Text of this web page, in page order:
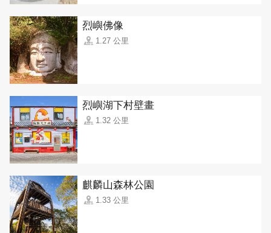
烈嶼佛像
1.27 公里
烈嶼湖下村壁畫
1.32 公里
麒麟山森林公園
1.33 公里